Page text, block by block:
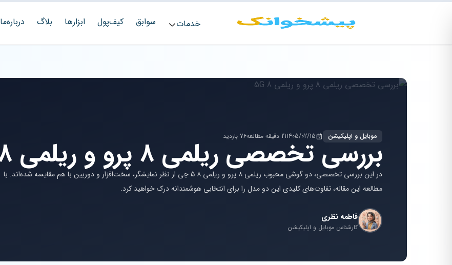
خدمات سوابق کیف‌پول ابزارها بلاگ درباره‌ما
موبایل و اپلیکیشن 1405/02/1521 دقیقه مطالعه 76 بازدید
بررسی تخصصی ریلمی 8 پرو و ریلمی 8 5G
در این بررسی تخصصی، دو گوشی محبوب ریلمی ۸ پرو و ریلمی ۸ ۵ جی از نظر نمایشگر، سخت‌افزار و دوربین با هم مقایسه شده‌اند. با
مطالعه این مقاله، تفاوت‌های کلیدی این دو مدل را برای انتخابی هوشمندانه درک خواهید کرد.
فاطمه نظری
کارشناس موبایل و اپلیکیشن